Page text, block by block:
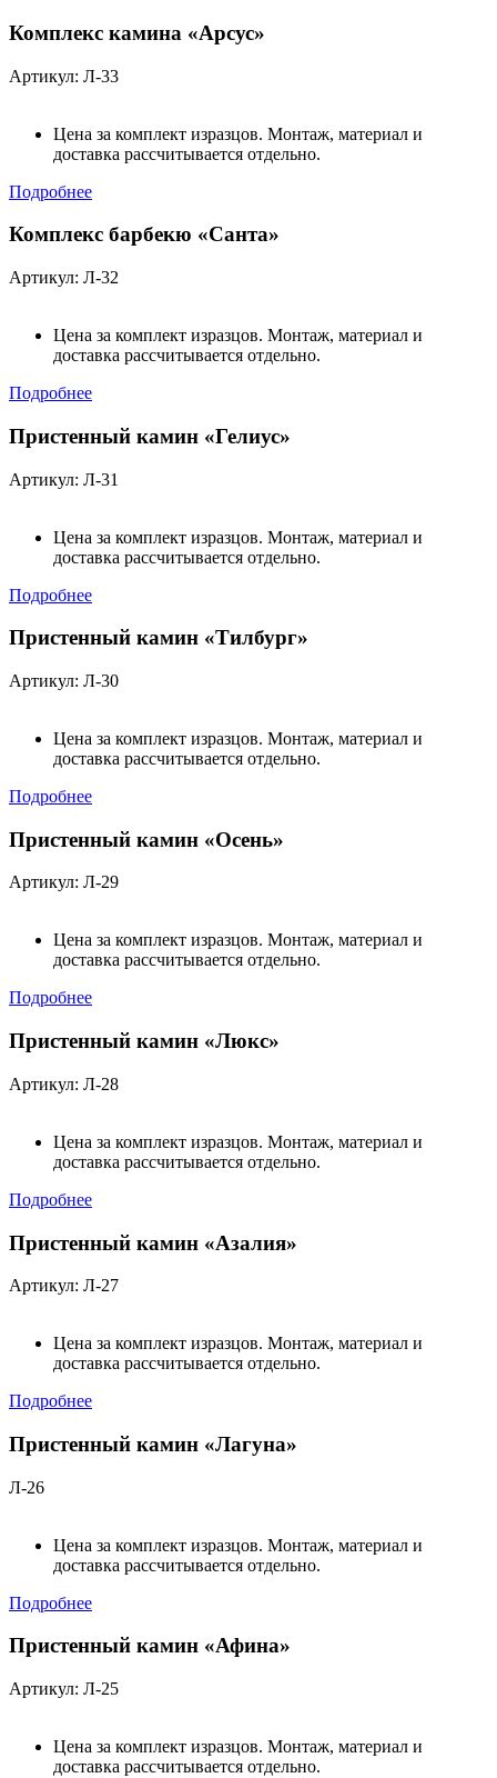
Комплекс камина «Арсус»
Артикул: Л-33
Цена за комплект изразцов. Монтаж, материал и
доставка рассчитывается отдельно.
Подробнее
Комплекс барбекю «Санта»
Артикул: Л-32
Цена за комплект изразцов. Монтаж, материал и
доставка рассчитывается отдельно.
Подробнее
Пристенный камин «Гелиус»
Артикул: Л-31
Цена за комплект изразцов. Монтаж, материал и
доставка рассчитывается отдельно.
Подробнее
Пристенный камин «Тилбург»
Артикул: Л-30
Цена за комплект изразцов. Монтаж, материал и
доставка рассчитывается отдельно.
Подробнее
Пристенный камин «Осень»
Артикул: Л-29
Цена за комплект изразцов. Монтаж, материал и
доставка рассчитывается отдельно.
Подробнее
Пристенный камин «Люкс»
Артикул: Л-28
Цена за комплект изразцов. Монтаж, материал и
доставка рассчитывается отдельно.
Подробнее
Пристенный камин «Азалия»
Артикул: Л-27
Цена за комплект изразцов. Монтаж, материал и
доставка рассчитывается отдельно.
Подробнее
Пристенный камин «Лагуна»
Л-26
Цена за комплект изразцов. Монтаж, материал и
доставка рассчитывается отдельно.
Подробнее
Пристенный камин «Афина»
Артикул: Л-25
Цена за комплект изразцов. Монтаж, материал и
доставка рассчитывается отдельно.